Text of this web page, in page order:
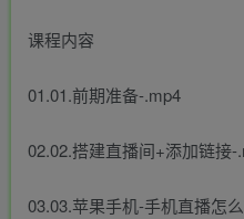
课程内容
01.01.前期准备-.mp4
02.02.搭建直播间+添加链接-
03.03.苹果手机-手机直播怎